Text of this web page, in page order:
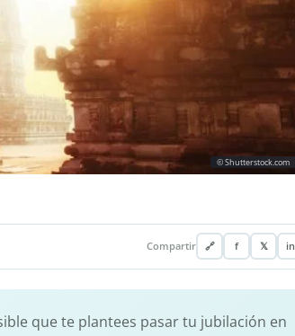
© Shutterstock.com
Compartir 🔗 f 𝕏 in
que te plantees pasar tu jubilación en